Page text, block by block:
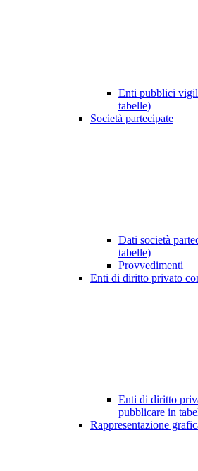
Enti pubblici
tabelle)
Società partecipate
Dati società
tabelle)
Provvedimenti
Enti di diritto privato
Enti di diritto
pubblicare in
Rappresentazione